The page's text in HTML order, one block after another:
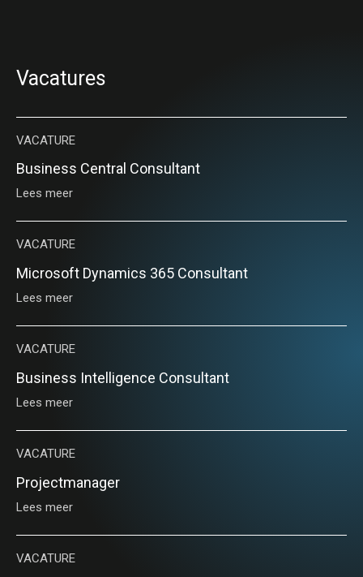
Vacatures
VACATURE
Business Central Consultant
Lees meer
VACATURE
Microsoft Dynamics 365 Consultant
Lees meer
VACATURE
Business Intelligence Consultant
Lees meer
VACATURE
Projectmanager
Lees meer
VACATURE